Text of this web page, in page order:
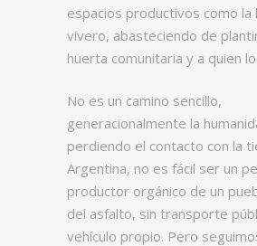
espacios productivos como la
vivero, abasteciendo de
huerta comunitaria y a quien
No es un camino sencillo,
generacionalmente la
perdiendo el contacto con la
Argentina, no es fácil ser un
productor orgánico de un
del asfalto, sin transporte
vehículo propio. Pero